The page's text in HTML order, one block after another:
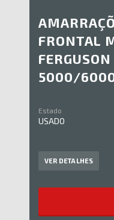
FRONTAL
5000/
Estado
USADO
VER DETALHES